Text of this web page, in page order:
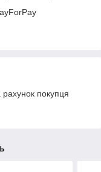
покупця